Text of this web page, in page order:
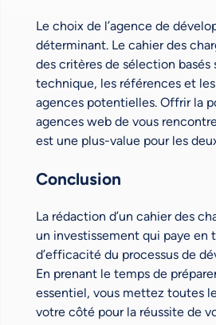
Le choix de l’agence de
déterminant. Le cahier des
des critères de sélection basés
technique, les références et
agences potentielles. Offrir la
agences web de vous
est une plus-value pour les
Conclusion
La rédaction d’un cahier des
un investissement qui paye en
d’efficacité du processus de
En prenant le temps de
essentiel, vous mettez toutes
votre côté pour la réussite de